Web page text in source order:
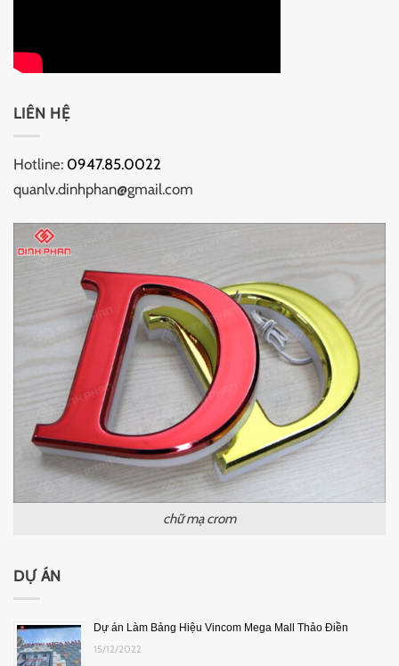
LIÊN HỆ
Hotline: 0947.85.0022
quanlv.dinhphan@gmail.com
chữ mạ crom
DỰ ÁN
Dự án Làm Bảng Hiệu Vincom Mega Mall Thảo Điền
15/12/2022